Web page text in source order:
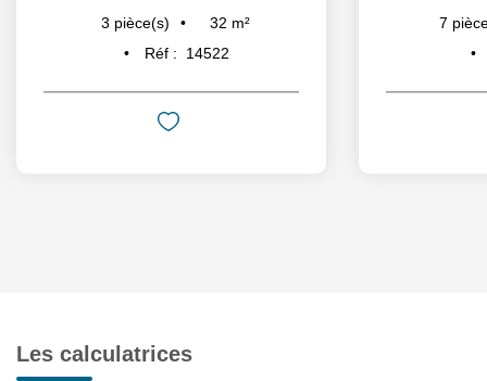
3 pièce(s) 32 m²
Réf :
14522
7
Les calculatrices